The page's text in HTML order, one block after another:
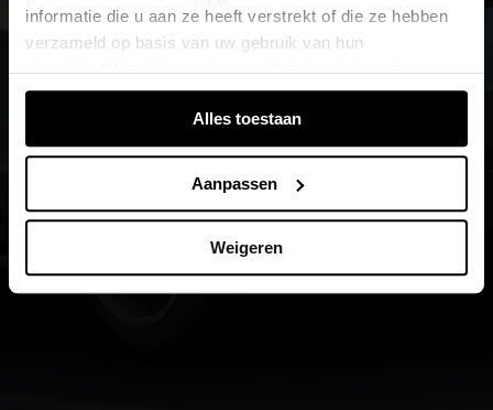
informatie die u aan ze heeft verstrekt of die ze hebben
verzameld op basis van uw gebruik van hun
services. Wanneer u inlogt, worden uw gegevens van
verschillende apparaten of browsers samengevoegd via
de extra verwerkte login-ID.Alles toestaan
Aanpassen
Weigeren